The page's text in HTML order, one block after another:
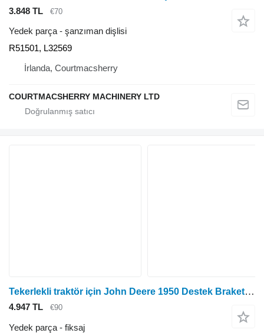
3.848 TL €70
Yedek parça - şanzıman dişlisi
R51501, L32569
İrlanda, Courtmacsherry
COURTMACSHERRY MACHINERY LTD
Tekerlekli traktör için John Deere 1950 Destek Braketi Al58515, Al66494 AL58515, AL66494 fiksaj
4.947 TL €90
Yedek parça - fiksaj